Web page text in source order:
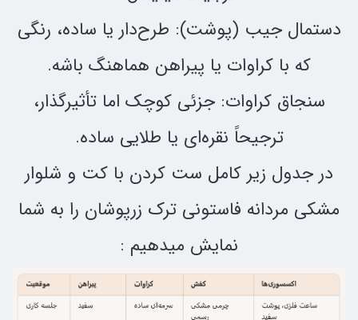
دستمال جیب (پوشت): طرح‌دار یا ساده، رنگی
که با کراوات یا پیراهن هماهنگ باشه.
سنجاق کراوات: جزئی کوچک اما تأثیرگذار،
ترجیحاً نقره‌ای یا طلایی ساده.
در جدول زیر کامل ست کردن با کت و شلوار
مشکی مردانه فاستونی ترک زرپوشان را به شما
نمایش میدهیم :